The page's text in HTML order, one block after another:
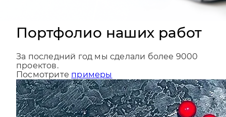
Портфолио наших работ
За последний год мы сделали более 9000
проектов.
Посмотритепримеры